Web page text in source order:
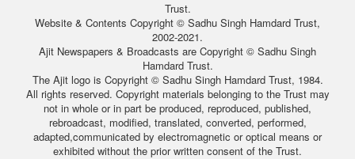
Trust.
Website & Contents Copyright © Sadhu Singh Hamdard Trust,
2002-2021.
Ajit Newspapers & Broadcasts are Copyright © Sadhu Singh
Hamdard Trust.
The Ajit logo is Copyright © Sadhu Singh Hamdard Trust, 1984.
All rights reserved. Copyright materials belonging to the Trust may
not in whole or in part be produced, reproduced, published,
rebroadcast, modified, translated, converted, performed,
adapted,communicated by electromagnetic or optical means or
exhibited without the prior written consent of the Trust.